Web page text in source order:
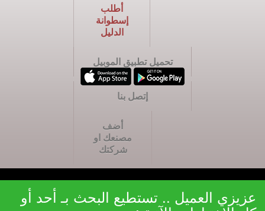
أطلب
إسطوانة
الدليل
تحميل تطبيق الموبيل
إتصل بنا
أضف
مصنعك او
شركتك
عزيزي العميل .. تستطيع البحث بـ أحد أو